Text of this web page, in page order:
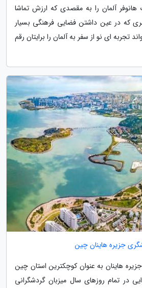
هانوفر آلمان را به مقصدی که ارزش تماشا
که در عین داشتن فضایی فرهنگی بسیار
تجربه ای نو از سفر به آلمان را برایتان رقم
جزیره هاینان چین
هاینان به عنوان کوچکترین استان چین
در تمام روزهای سال میزبان گردشگرانی